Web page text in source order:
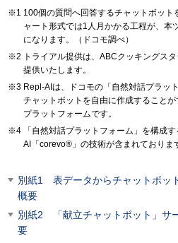
100個の質問へ回答するチャットボット
ャート形式では1人月かかる工程が、本
になります。（ドコモ調べ）
トライアル提供は、ABCクッキングス
提供いたします。
Repl-AIは、ドコモの「自然対話プラット
チャットボットを自由に作成すること
プラットフォームです。
「自然対話プラットフォーム」を構成
AI「corevo®」の技術が含まれておりま
別紙1 表データからチャットボッ
概要
別紙2 「献立チャットボット」サ
要